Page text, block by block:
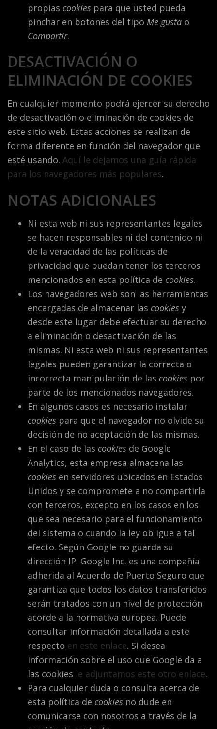
propias cookies para que usted pueda
pinchar en botones del tipoMe gusta o
Compartir.
DESACTIVACIÓN O
ELIMINACIÓN DE COOKIES
En cualquier momento podrá ejercer su derecho
de desactivación o eliminación de cookies de
este sitio web. Estas acciones se realizan de
forma diferente en función del navegador que
esté usando. Aquí le dejamos una guía rápida
para los navegadores más populares.
NOTAS ADICIONALES
Ni esta web ni sus representantes legales
se hacen responsables ni del contenido ni
de la veracidad de las políticas de
privacidad que puedan tener los terceros
mencionados en esta política de cookies.
Los navegadores web son las herramientas
encargadas de almacenar las cookies y
desde este lugar debe efectuar su derecho
a eliminación o desactivación de las
mismas. Ni esta web ni sus representantes
legales pueden garantizar la correcta o
incorrecta manipulación de las cookies por
parte de los mencionados navegadores.
En algunos casos es necesario instalar
cookies para que el navegador no olvide su
decisión de no aceptación de las mismas.
En el caso de las cookies de Google
Analytics, esta empresa almacena las
cookies en servidores ubicados en Estados
Unidos y se compromete a no compartirla
con terceros, excepto en los casos en los
que sea necesario para el funcionamiento
del sistema o cuando la ley obligue a tal
efecto. Según Google no guarda su
dirección IP. Google Inc. es una compañía
adherida al Acuerdo de Puerto Seguro que
garantiza que todos los datos transferidos
serán tratados con un nivel de protección
acorde a la normativa europea. Puede
consultar información detallada a este
respecto en este enlace. Si desea
información sobre el uso que Google da a
las cookies le adjuntamos este otro enlace.
Para cualquier duda o consulta acerca de
esta política de cookies no dude en
comunicarse con nosotros a través de la